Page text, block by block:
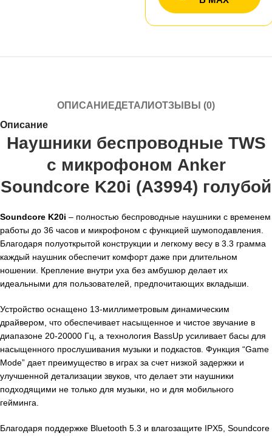
ОПИСАНИЕДЕТАЛИОТЗЫВЫ (0)
Описание
Наушники беспроводные TWS
с микрофоном Anker
Soundcore K20i (A3994) голубой
Soundcore K20i – полностью беспроводные наушники с временем
работы до 36 часов и микрофоном с функцией шумоподавления.
Благодаря полуоткрытой конструкции и легкому весу в 3.3 грамма
каждый наушник обеспечит комфорт даже при длительном
ношении. Крепление внутри уха без амбушюр делает их
идеальными для пользователей, предпочитающих вкладыши.
Устройство оснащено 13-миллиметровым динамическим
драйвером, что обеспечивает насыщенное и чистое звучание в
диапазоне 20-20000 Гц, а технология BassUp усиливает басы для
насыщенного прослушивания музыки и подкастов. Функция “Game
Mode” дает преимущество в играх за счет низкой задержки и
улучшенной детализации звуков, что делает эти наушники
подходящими не только для музыки, но и для мобильного
гейминга.
Благодаря поддержке Bluetooth 5.3 и влагозащите IPX5, Soundcore